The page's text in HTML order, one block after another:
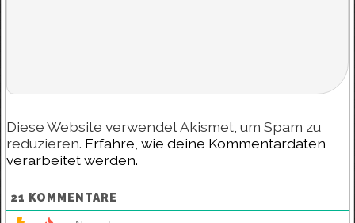
Diese Website verwendet Akismet, um Spam zu
reduzieren. Erfahre, wie deine Kommentardaten
verarbeitet werden.
21 KOMMENTARE